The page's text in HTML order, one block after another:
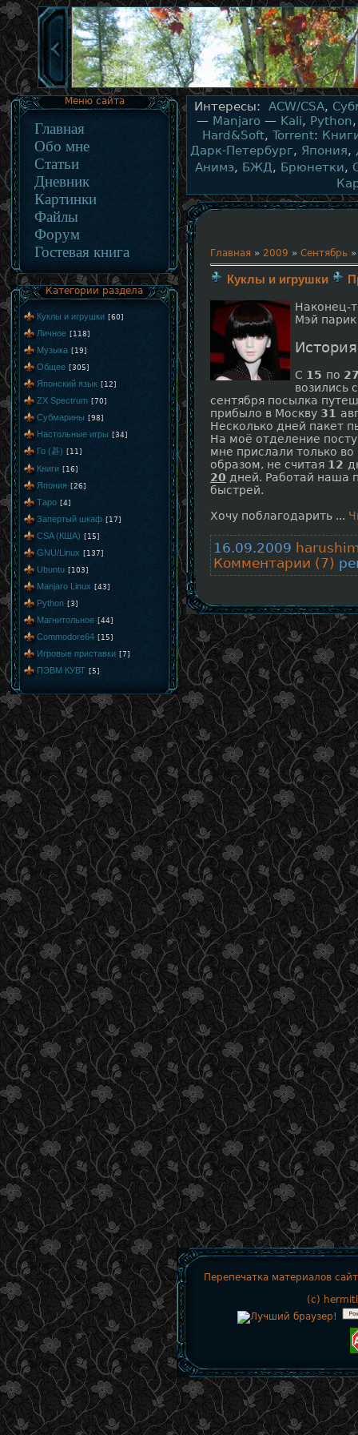
Меню сайта
Главная
Обо мне
Статьи
Дневник
Картинки
Файлы
Форум
Гостевая книга
Категории раздела
Куклы и игрушки [60]
Личное [118]
Музыка [19]
Общее [305]
Японский язык [12]
ZX Spectrum [70]
Субмарины [98]
Настольные игры [34]
Го (碁) [11]
Книги [16]
Япония [26]
Таро [4]
Запертый шкаф [17]
CSA (КША) [15]
GNU/Linux [137]
Ubuntu [103]
Manjaro Linux [43]
Python [3]
Магнитольное [44]
Commodore64 [15]
Игровые приставки [7]
ПЭВМ КУВТ [5]
Интересы: ACW/CSA,
— Manjaro — Kali, Python
Hard&Soft, Torrent:
Дарк-Петербург, Япония,
Анимэ, БЖД, Брюнетки,
Главная » 2009 » Сентябрь »
Куклы и игрушки
Наконец-
Мэй парик
С 15 по
возились
сентября посылка
прибыло в Москву 31
Несколько дней пакет
На моё отделение
мне прислали только
образом, не считая 12
20 дней. Работай наша
быстрей.
Хочу поблагодарить ...
16.09.2009
Комментарии (7)
Перепечатка материалов
(c)